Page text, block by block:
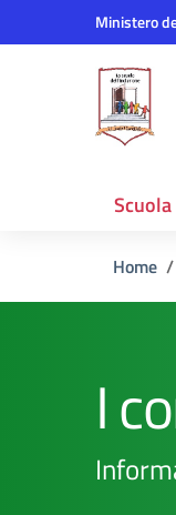
Vai ai contenuti
Vai al menu diMinistero
Scuola
Home
I